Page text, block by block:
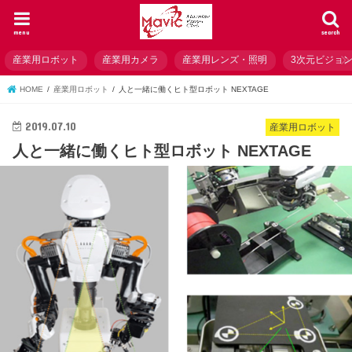
search
menu
産業用ロボット 産業用カメラ 産業用レンズ・照明 3次元ビジョ
HOME 産業用ロボット 人と一緒に働くヒト型ロボット NEXTAGE
産業用ロボット
2019.07.10
人と一緒に働くヒト型ロボット NEXTAGE